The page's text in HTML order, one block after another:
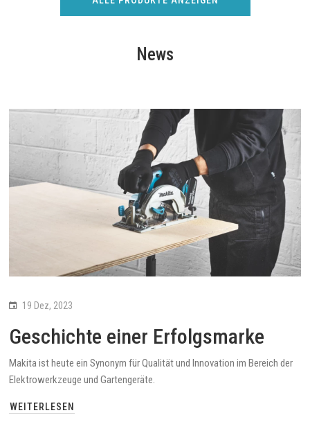
News
19 Dez, 2023
Geschichte einer Erfolgsmarke
Makita ist heute ein Synonym für Qualität und Innovation im Bereich der
Elektrowerkzeuge und Gartengeräte.
WEITERLESEN